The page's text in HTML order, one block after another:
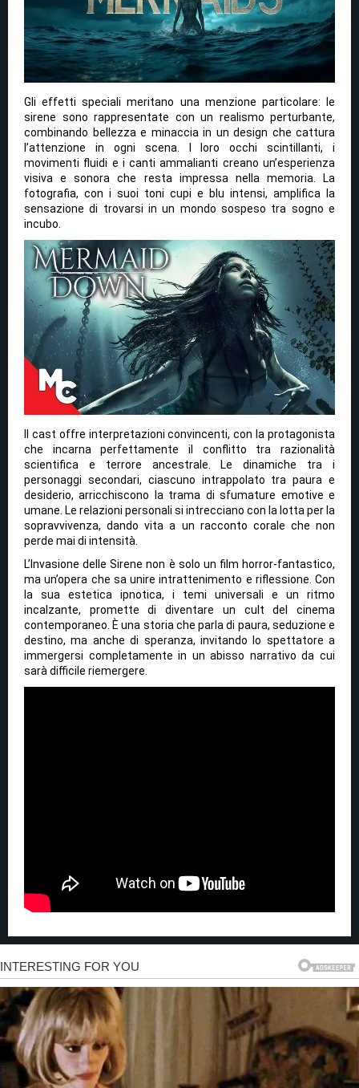
Gli effetti speciali meritano una menzione particolare: le
sirene sono rappresentate con un realismo perturbante,
combinando bellezza e minaccia in un design che cattura
l’attenzione in ogni scena. I loro occhi scintillanti, i
movimenti fluidi e i canti ammalianti creano un’esperienza
visiva e sonora che resta impressa nella memoria. La
fotografia, con i suoi toni cupi e blu intensi, amplifica la
sensazione di trovarsi in un mondo sospeso tra sogno e
incubo.
Il cast offre interpretazioni convincenti, con la protagonista
che incarna perfettamente il conflitto tra razionalità
scientifica e terrore ancestrale. Le dinamiche tra i
personaggi secondari, ciascuno intrappolato tra paura e
desiderio, arricchiscono la trama di sfumature emotive e
umane. Le relazioni personali si intrecciano con la lotta per la
sopravvivenza, dando vita a un racconto corale che non
perde mai di intensità.
L’Invasione delle Sirene non è solo un film horror-fantastico,
ma un’opera che sa unire intrattenimento e riflessione. Con
la sua estetica ipnotica, i temi universali e un ritmo
incalzante, promette di diventare un cult del cinema
contemporaneo. È una storia che parla di paura, seduzione e
destino, ma anche di speranza, invitando lo spettatore a
immergersi completamente in un abisso narrativo da cui
sarà difficile riemergere.